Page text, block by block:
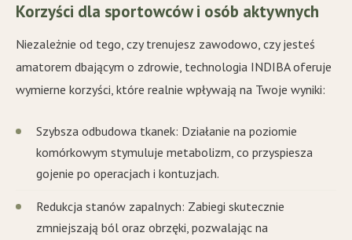
Korzyści dla sportowców i osób aktywnych
Niezależnie od tego, czy trenujesz zawodowo, czy jesteś
amatorem dbającym o zdrowie, technologia INDIBA oferuje
wymierne korzyści, które realnie wpływają na Twoje wyniki:
Szybsza odbudowa tkanek: Działanie na poziomie
komórkowym stymuluje metabolizm, co przyspiesza
gojenie po operacjach i kontuzjach.
Redukcja stanów zapalnych: Zabiegi skutecznie
zmniejszają ból oraz obrzęki, pozwalając na